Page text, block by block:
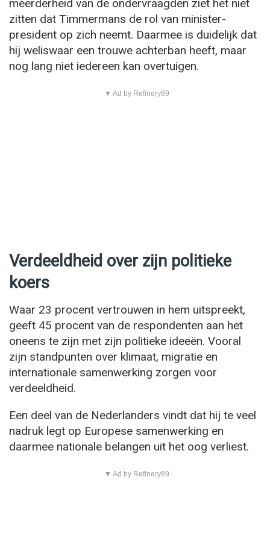
meerderheid van de ondervraagden ziet het niet
zitten dat Timmermans de rol van minister-
president op zich neemt. Daarmee is duidelijk dat
hij weliswaar een trouwe achterban heeft, maar
nog lang niet iedereen kan overtuigen.
▼ Ad by Refinery89
Verdeeldheid over zijn politieke
koers
Waar 23 procent vertrouwen in hem uitspreekt,
geeft 45 procent van de respondenten aan het
oneens te zijn met zijn politieke ideeën. Vooral
zijn standpunten over klimaat, migratie en
internationale samenwerking zorgen voor
verdeeldheid.
Een deel van de Nederlanders vindt dat hij te veel
nadruk legt op Europese samenwerking en
daarmee nationale belangen uit het oog verliest.
▼ Ad by Refinery89